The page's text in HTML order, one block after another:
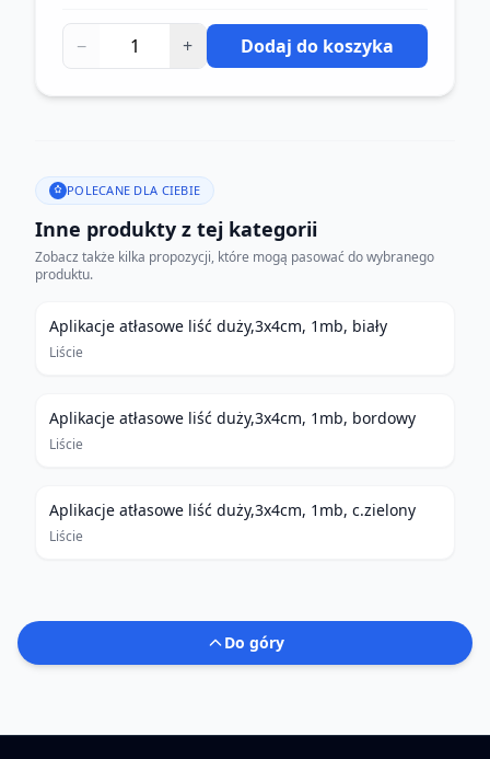
− + Dodaj do koszyka
POLECANE DLA CIEBIE
Inne produkty z tej kategorii
Zobacz także kilka propozycji, które mogą pasować do wybranego
produktu.
Aplikacje atłasowe liść duży,3x4cm, 1mb, biały
Liście
Aplikacje atłasowe liść duży,3x4cm, 1mb, bordowy
Liście
Aplikacje atłasowe liść duży,3x4cm, 1mb, c.zielony
Liście
Do góry